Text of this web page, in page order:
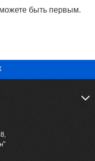
быть первым.